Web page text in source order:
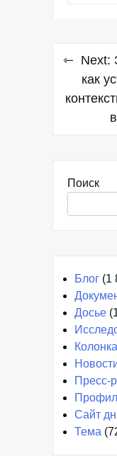
Next:
как
Поиск
Блог (1
Досье
Пресс-
Сайт
Тема